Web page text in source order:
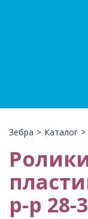
Зебра > Каталог >
р-р 28-